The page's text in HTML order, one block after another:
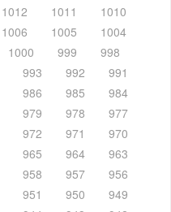
1012 1011
1010
1006 1005
1004
1000 999
998
993 992
991
986 985
984
979 978
977
972 971
970
965 964
963
958 957
956
951 950
949